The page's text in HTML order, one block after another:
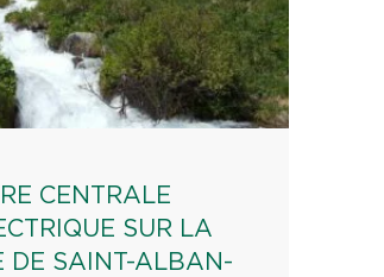
CENTRALE
SUR LA
DE SAINT-ALBAN-